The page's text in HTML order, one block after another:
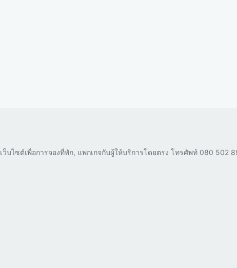
เว็บไซต์เพื่อการจองที่พัก, แพกเกจกับผู้ให้บริการโดยตรง โทรศัพท์ 080 502